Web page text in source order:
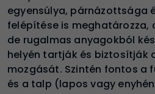
egyensúlya, párnázottsága
felépítése is meghatározza,
de rugalmas anyagokból
helyén tartják és biztosítják
mozgását. Szintén fontos a
és a talp (lapos vagy